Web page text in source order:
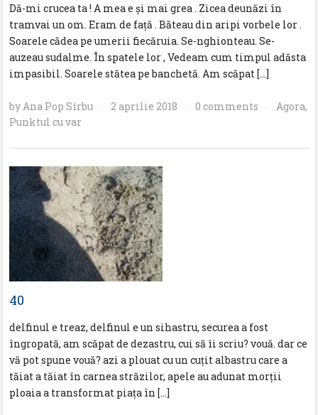
Dă-mi crucea ta ! A mea e și mai grea . Zicea deunăzi în
tramvai un om. Eram de față . Băteau din aripi vorbele lor .
Soarele cădea pe umerii fiecăruia. Se-nghionteau. Se-
auzeau sudalme. În spatele lor , Vedeam cum timpul adăsta
impasibil. Soarele stătea pe banchetă. Am scăpat […]
by Ana Pop Sîrbu · 2 aprilie 2018 · 0 comments · Agora,
Punktul cu var
40
delfinul e treaz, delfinul e un sihastru, securea a fost
îngropată, am scăpat de dezastru, cui să îi scriu? vouă. dar ce
vă pot spune vouă? azi a plouat cu un cuţit albastru care a
tăiat a tăiat în carnea străzilor, apele au adunat morţii
ploaia a transformat piaţa în […]